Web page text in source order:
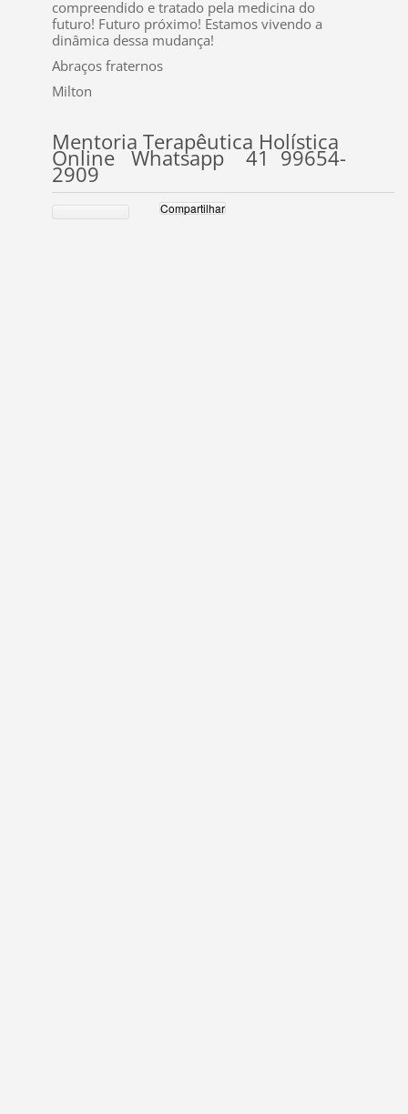
compreendido e tratado pela medicina do
futuro! Futuro próximo! Estamos vivendo a
dinâmica dessa mudança!
Abraços fraternos
Milton
Mentoria Terapêutica Holística
Online Whatsapp 41 99654-
2909
Compartilhar